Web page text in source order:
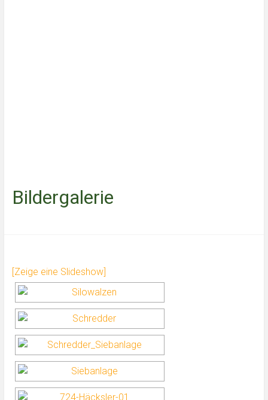
Bildergalerie
[Zeige eine Slideshow]